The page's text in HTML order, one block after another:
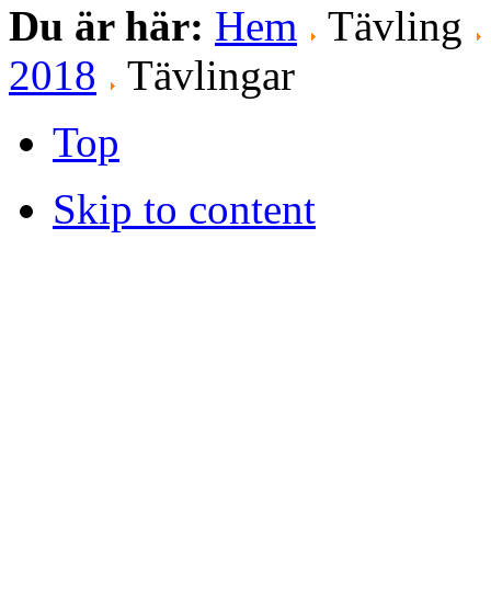
Du är här: Hem Tävling
2018
Tävlingar
Top
Skip to content